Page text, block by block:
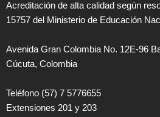
Acreditación de alta calidad según
15757 del Ministerio de Educación
Avenida Gran Colombia No. 12E-96
Cúcuta, Colombia
Teléfono (57) 7 5776655
Extensiones 201 y 203